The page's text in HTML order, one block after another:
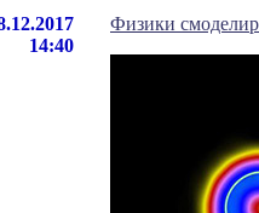
14:40
Физики